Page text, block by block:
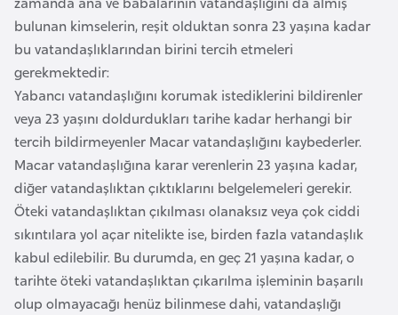
bulunan kimselerin, reşit olduktan sonra 23 yaşına kadar
bu vatandaşlıklarından birini tercih etmeleri
gerekmektedir:
Yabancı vatandaşlığını korumak istediklerini bildirenler
veya 23 yaşını doldurdukları tarihe kadar herhangi bir
tercih bildirmeyenler Macar vatandaşlığını kaybederler.
Macar vatandaşlığına karar verenlerin 23 yaşına kadar,
diğer vatandaşlıktan çıktıklarını belgelemeleri gerekir.
Öteki vatandaşlıktan çıkılması olanaksız veya çok ciddi
sıkıntılara yol açar nitelikte ise, birden fazla vatandaşlık
kabul edilebilir. Bu durumda, en geç 21 yaşına kadar, o
tarihte öteki vatandaşlıktan çıkarılma işleminin başarılı
olup olmayacağı henüz bilinmese dahi, vatandaşlığı
l
a
d
e
ş
B
e
l
a
r
u
s